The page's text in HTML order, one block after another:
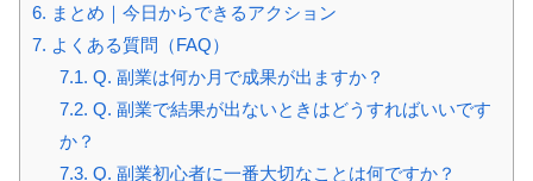
6. まとめ｜今日からできるアクション
7. よくある質問（FAQ）
7.1. Q. 副業は何か月で成果が出ますか？
7.2. Q. 副業で結果が出ないときはどうすればいいです
か？
7.3. Q. 副業初心者に一番大切なことは何ですか？